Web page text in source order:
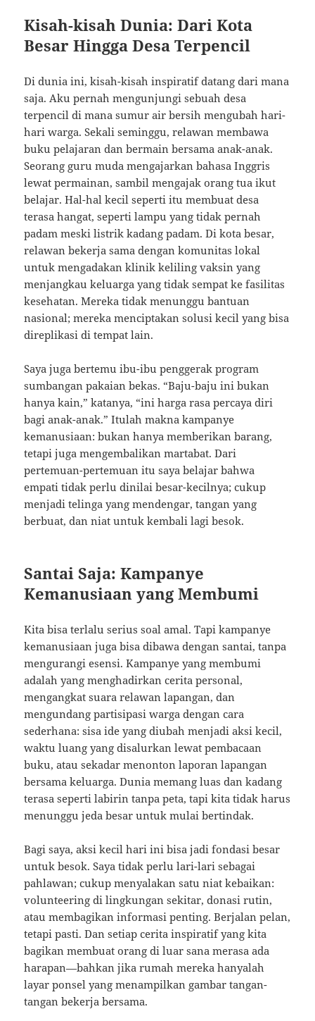
Kisah-kisah Dunia: Dari Kota
Besar Hingga Desa Terpencil
Di dunia ini, kisah-kisah inspiratif datang dari mana
saja. Aku pernah mengunjungi sebuah desa
terpencil di mana sumur air bersih mengubah hari-
hari warga. Sekali seminggu, relawan membawa
buku pelajaran dan bermain bersama anak-anak.
Seorang guru muda mengajarkan bahasa Inggris
lewat permainan, sambil mengajak orang tua ikut
belajar. Hal-hal kecil seperti itu membuat desa
terasa hangat, seperti lampu yang tidak pernah
padam meski listrik kadang padam. Di kota besar,
relawan bekerja sama dengan komunitas lokal
untuk mengadakan klinik keliling vaksin yang
menjangkau keluarga yang tidak sempat ke fasilitas
kesehatan. Mereka tidak menunggu bantuan
nasional; mereka menciptakan solusi kecil yang bisa
direplikasi di tempat lain.
Saya juga bertemu ibu-ibu penggerak program
sumbangan pakaian bekas. “Baju-baju ini bukan
hanya kain,” katanya, “ini harga rasa percaya diri
bagi anak-anak.” Itulah makna kampanye
kemanusiaan: bukan hanya memberikan barang,
tetapi juga mengembalikan martabat. Dari
pertemuan-pertemuan itu saya belajar bahwa
empati tidak perlu dinilai besar-kecilnya; cukup
menjadi telinga yang mendengar, tangan yang
berbuat, dan niat untuk kembali lagi besok.
Santai Saja: Kampanye
Kemanusiaan yang Membumi
Kita bisa terlalu serius soal amal. Tapi kampanye
kemanusiaan juga bisa dibawa dengan santai, tanpa
mengurangi esensi. Kampanye yang membumi
adalah yang menghadirkan cerita personal,
mengangkat suara relawan lapangan, dan
mengundang partisipasi warga dengan cara
sederhana: sisa ide yang diubah menjadi aksi kecil,
waktu luang yang disalurkan lewat pembacaan
buku, atau sekadar menonton laporan lapangan
bersama keluarga. Dunia memang luas dan kadang
terasa seperti labirin tanpa peta, tapi kita tidak harus
menunggu jeda besar untuk mulai bertindak.
Bagi saya, aksi kecil hari ini bisa jadi fondasi besar
untuk besok. Saya tidak perlu lari-lari sebagai
pahlawan; cukup menyalakan satu niat kebaikan:
volunteering di lingkungan sekitar, donasi rutin,
atau membagikan informasi penting. Berjalan pelan,
tetapi pasti. Dan setiap cerita inspiratif yang kita
bagikan membuat orang di luar sana merasa ada
harapan—bahkan jika rumah mereka hanyalah
layar ponsel yang menampilkan gambar tangan-
tangan bekerja bersama.